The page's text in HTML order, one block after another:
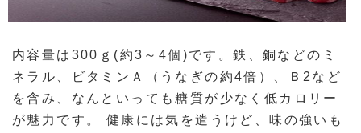
内容量は300ｇ(約3～4個)です。鉄、銅などのミ
ネラル、ビタミンＡ（うなぎの約4倍）、Ｂ2など
を含み、なんといっても糖質が少なく低カロリー
が魅力です。 健康には気を遣うけど、味の強いも